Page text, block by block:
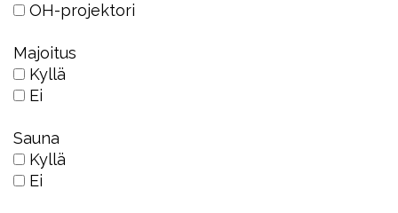
OH-projektori
Majoitus
Kyllä
Ei
Sauna
Kyllä
Ei